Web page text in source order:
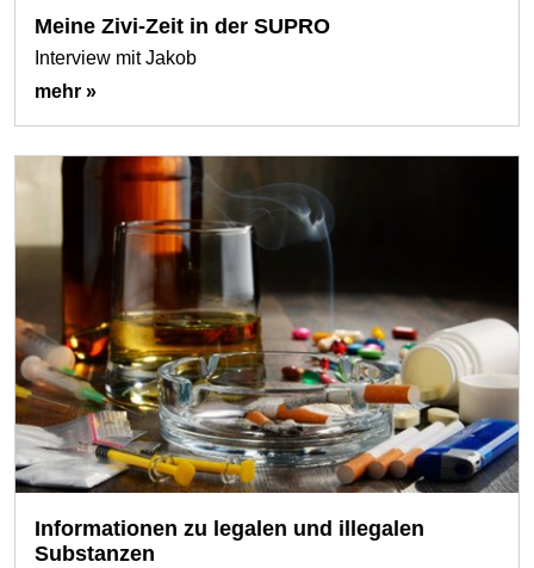
Meine Zivi-Zeit in der SUPRO
Interview mit Jakob
mehr »
Informationen zu legalen und illegalen
Substanzen